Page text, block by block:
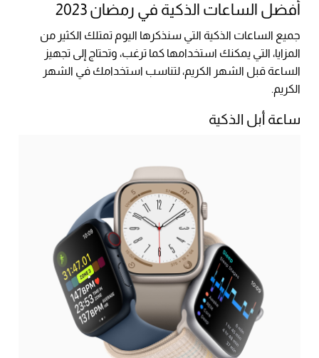
أفضل الساعات الذكية في رمضان 2023
جميع الساعات الذكية التي سنذكرها اليوم تمتلك الكثير من
المزايا، التي يمكنك استخدامها كما ترغب، وتحتاج إلى تجهيز
الساعة قبل الشهر الكريم، لتناسب استخدامك في الشهر
الكريم.
ساعة أبل الذكية